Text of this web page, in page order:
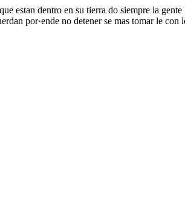
estan dentro en su tierra do siempre la
por·ende no detener se mas tomar le